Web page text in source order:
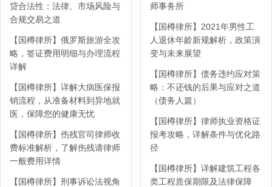
贷合法性：法律、市场风险与
合规交易之道
【国樽律所】俄罗斯旅游全攻
略，签证费用明细与办理流程
详解
【国樽律所】详解大病医保报
销流程，从准备材料到异地就
医，保障您的健康无忧
【国樽律所】伤残官司律师收
费标准解析，了解伤残请律师
一般费用详情
【国樽律所】刑事诉讼法视角
师事务所
【国樽律所】2021年男性工
人退休年龄新规解析，政策演
变与未来展望
【国樽律所】债务违约应对策
略：不还钱的后果与应对之道
（债务人篇）
【国樽律所】律师执业资格证
报考攻略，详解条件与优化路
径
【国樽律所】详解建筑工程各
类工程质保期限及法律保障